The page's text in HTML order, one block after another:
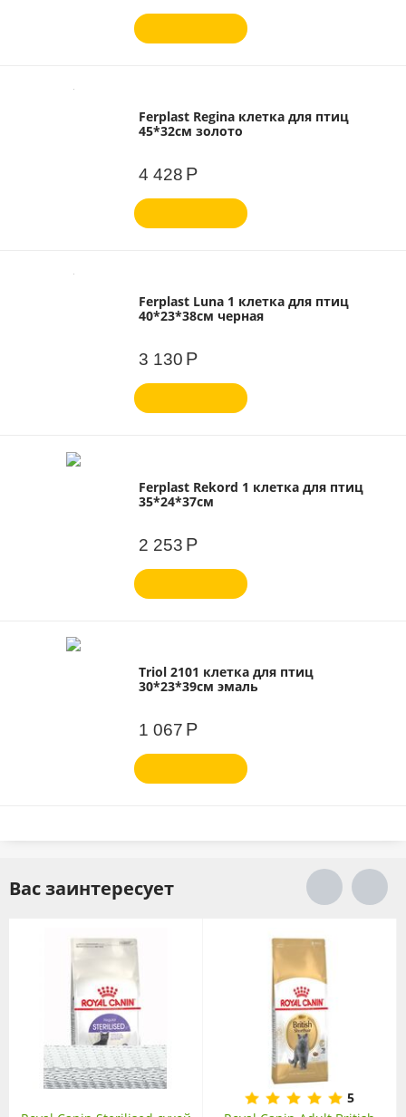
Ferplast Regina клетка для птиц
45*32см золото
4 428 Р
Ferplast Luna 1 клетка для птиц
40*23*38см черная
3 130 Р
Ferplast Rekord 1 клетка для птиц
35*24*37см
2 253 Р
Triol 2101 клетка для птиц
30*23*39см эмаль
1 067 Р
Вас заинтересует
5